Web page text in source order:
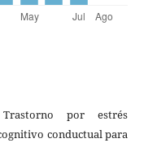
Trastorno por estrés
conductual para